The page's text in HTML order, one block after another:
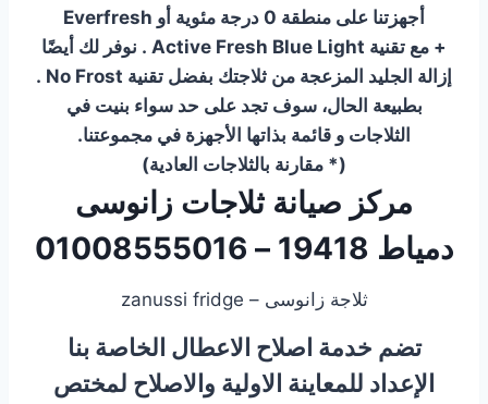
أجهزتنا على منطقة 0 درجة مئوية أو Everfresh
+ مع تقنية Active Fresh Blue Light . نوفر لك أيضًا
إزالة الجليد المزعجة من ثلاجتك بفضل تقنية No Frost .
بطبيعة الحال، سوف تجد على حد سواء بنيت في
الثلاجات و قائمة بذاتها الأجهزة في مجموعتنا.
(* مقارنة بالثلاجات العادية)
مركز صيانة ثلاجات زانوسى
دمياط 19418 – 01008555016
ثلاجة زانوسى – zanussi fridge
تضم خدمة اصلاح الاعطال الخاصة بنا
الإعداد للمعاينة الاولية والاصلاح لمختص